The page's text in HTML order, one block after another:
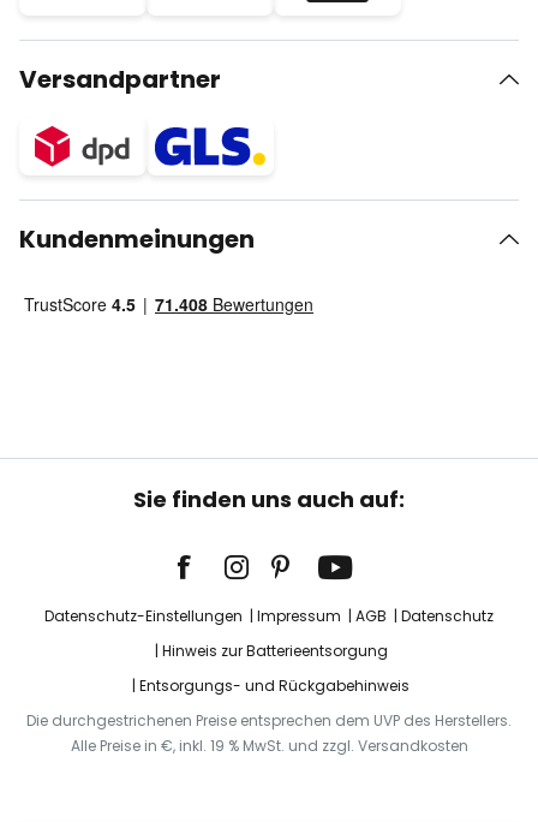
Versandpartner
Kundenmeinungen
Sie finden uns auch auf:
Datenschutz-Einstellungen Impressum AGB
Datenschutz
Hinweis zur Batterieentsorgung
Entsorgungs- und Rückgabehinweis
Die durchgestrichenen Preise entsprechen dem UVP des Herstellers.
Alle Preise in €, inkl. 19 % MwSt. und zzgl. Versandkosten